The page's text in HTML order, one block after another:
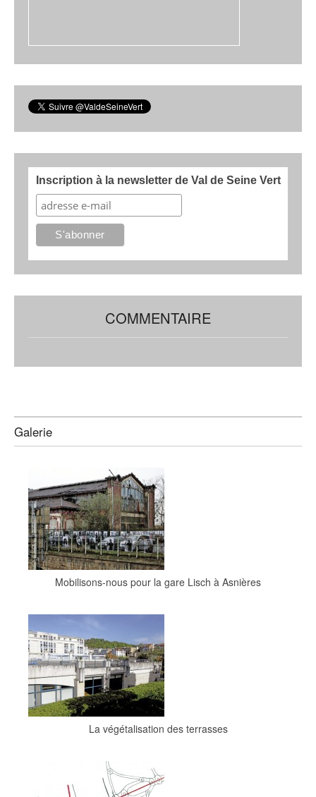
Inscription à la newsletter de Val de Seine Vert
COMMENTAIRE
Galerie
Mobilisons-nous pour la gare Lisch à Asnières
La végétalisation des terrasses